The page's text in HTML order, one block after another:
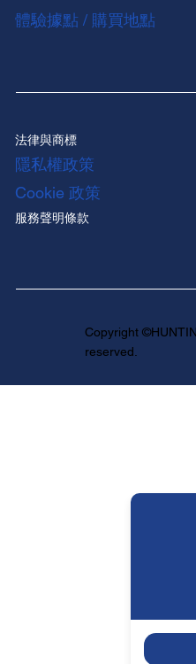
體驗據點 / 購買地點
Copyright
reserved.
法律與商標
隱私權政策
Cookie 政策
服務聲明條款